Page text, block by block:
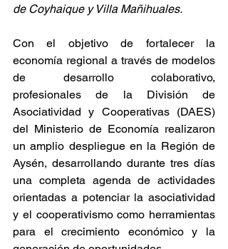
de Coyhaique y Villa Mañihuales.
Con el objetivo de fortalecer la
economía regional a través de modelos
de desarrollo colaborativo,
profesionales de la División de
Asociatividad y Cooperativas (DAES)
del Ministerio de Economía realizaron
un amplio despliegue en la Región de
Aysén, desarrollando durante tres días
una completa agenda de actividades
orientadas a potenciar la asociatividad
y el cooperativismo como herramientas
para el crecimiento económico y la